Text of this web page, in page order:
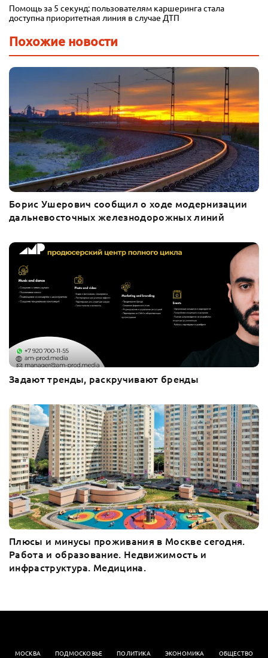
Помощь за 5 секунд: пользователям каршеринга стала
доступна приоритетная линия в случае ДТП
Похожие новости
Борис Ушерович сообщил о ходе модернизации
дальневосточных железнодорожных линий
Задают тренды, раскручивают бренды
Плюсы и минусы проживания в Москве сегодня.
Работа и образование. Недвижимость и
инфраструктура. Медицина.
МОСКВА ПОДМОСКОВЬЕ ПОЛИТИКА ЭКОНОМИКА OБЩЕСТВО